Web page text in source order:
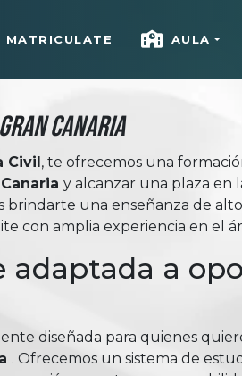
MATRICULATE AULA
Canaria
Civil, te ofrecemos una
y alcanzar una plaza en
brindarte una enseñanza de
con amplia experiencia en el
a
diseñada para quienes
. Ofrecemos un sistema de